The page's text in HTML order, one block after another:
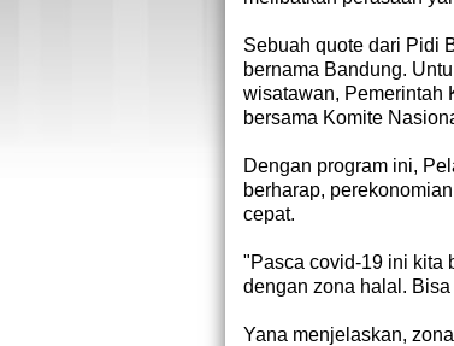
Sebuah quote dari Pidi
bernama Bandung.
wisatawan, Pemerintah
bersama Komite
Dengan program ini,
berharap,
cepat.
"Pasca covid-19 ini kita
dengan zona halal.
Yana menjelaskan,